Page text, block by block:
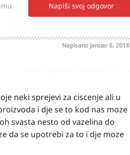
Napiši svoj odgovor
Napisano Januar 6, 2018
neki sprejevi za ciscenje ali u
i dje se to kod nas moze
svasta nesto od vazelina do
da se upotrebi za to i dje moze